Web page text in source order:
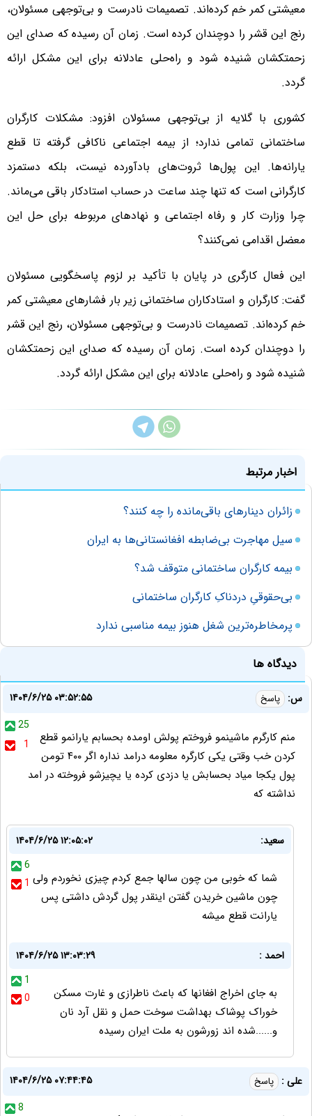
معیشتی کمر خم کرده‌اند. تصمیمات نادرست و بی‌توجهی مسئولان،
رنج این قشر را دوچندان کرده است. زمان آن رسیده که صدای این
زحمتکشان شنیده شود و راه‌حلی عادلانه برای این مشکل ارائه
گردد.
کشوری با گلایه از بی‌توجهی مسئولان افزود: مشکلات کارگران
ساختمانی تمامی ندارد؛ از بیمه اجتماعی ناکافی گرفته تا قطع
یارانه‌ها. این پول‌ها ثروت‌های بادآورده نیست، بلکه دستمزد
کارگرانی است که تنها چند ساعت در حساب استادکار باقی می‌ماند.
چرا وزارت کار و رفاه اجتماعی و نهادهای مربوطه برای حل این
معضل اقدامی نمی‌کنند؟
این فعال کارگری در پایان با تأکید بر لزوم پاسخگویی مسئولان
گفت: کارگران و استادکاران ساختمانی زیر بار فشارهای معیشتی کمر
خم کرده‌اند. تصمیمات نادرست و بی‌توجهی مسئولان، رنج این قشر
را دوچندان کرده است. زمان آن رسیده که صدای این زحمتکشان
شنیده شود و راه‌حلی عادلانه برای این مشکل ارائه گردد.
اخبار مرتبط
زائران دینارهای باقی‌مانده را چه کنند؟
سیل مهاجرت بی‌ضابطه افغانستانی‌ها به ایران
بیمه کارگران ساختمانی متوقف شد؟
بی‌حقوقیِ دردناکِ کارگران ساختمانی
پرمخاطره‌ترین شغل هنوز بیمه مناسبی ندارد
دیدگاه ها
س: پاسخ
۱۴۰۴/۶/۲۵ ۰۳:۵۲:۵۵
25
1
منم کارگرم ماشینمو فروختم پولش اومده بحسابم یارانمو قطع
کردن خب وقتی یکی کارگره معلومه درامد نداره اگر ۴۰۰ تومن
پول یکجا میاد بحسابش یا دزدی کرده یا یچیزشو فروخته در امد
نداشته که
سعید:
۱۴۰۴/۶/۲۵ ۱۲:۰۵:۰۲
6
1 شما که خوبی من چون سالها جمع کردم چیزی نخوردم ولی
چون ماشین خریدن گفتن اینقدر پول گردش داشتی پس
یارانت قطع میشه
احمد :
۱۴۰۴/۶/۲۵ ۱۳:۰۳:۲۹
1
0
به جای اخراج افغانها که باعث ناطرازی و غارت مسکن
خوراک پوشاک بهداشت سوخت حمل و نقل آرد نان
و......شده اند زورشون به ملت ایران رسیده
علی : پاسخ
۱۴۰۴/۶/۲۵ ۰۷:۴۴:۴۵
8